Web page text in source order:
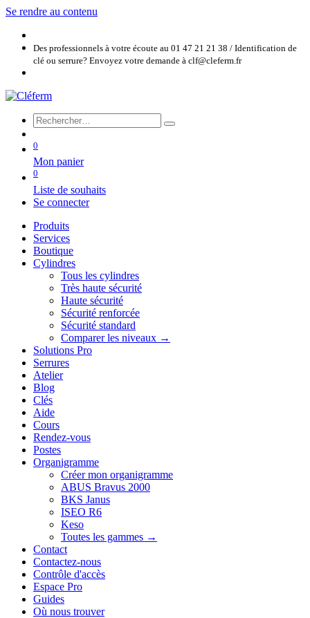
Se rendre au contenu
Des professionnels à votre écoute au 01 47 21 21 38 / Identification de
clé ou serrure? Envoyez votre demande à clf@cleferm.fr
0
Mon panier
0
Liste de souhaits
Se connecter
Produits
Services
Boutique
Cylindres
Tous les cylindres
Très haute sécurité
Haute sécurité
Sécurité renforcée
Sécurité standard
Comparer les niveaux →
Solutions Pro
Serrures
Atelier
Blog
Clés
Aide
Cours
Rendez-vous
Postes
Organigramme
Créer mon organigramme
ABUS Bravus 2000
BKS Janus
ISEO R6
Keso
Toutes les gammes →
Contact
Contactez-nous
Contrôle d'accès
Espace Pro
Guides
Où nous trouver